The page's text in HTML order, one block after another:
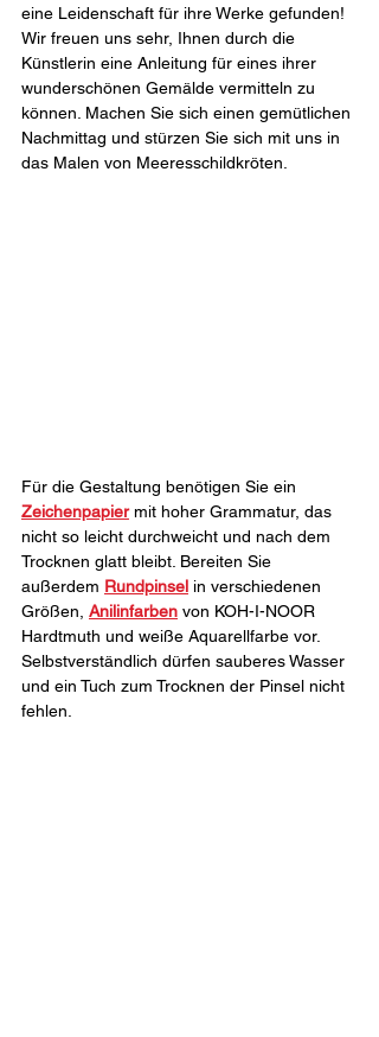
eine Leidenschaft für ihre Werke gefunden!
Wir freuen uns sehr, Ihnen durch die
Künstlerin eine Anleitung für eines ihrer
wunderschönen Gemälde vermitteln zu
können. Machen Sie sich einen gemütlichen
Nachmittag und stürzen Sie sich mit uns in
das Malen von Meeresschildkröten.
Für die Gestaltung benötigen Sie ein
Zeichenpapier mit hoher Grammatur, das
nicht so leicht durchweicht und nach dem
Trocknen glatt bleibt. Bereiten Sie
außerdem Rundpinsel in verschiedenen
Größen, Anilinfarben von KOH-I-NOOR
Hardtmuth und weiße Aquarellfarbe vor.
Selbstverständlich dürfen sauberes Wasser
und ein Tuch zum Trocknen der Pinsel nicht
fehlen.